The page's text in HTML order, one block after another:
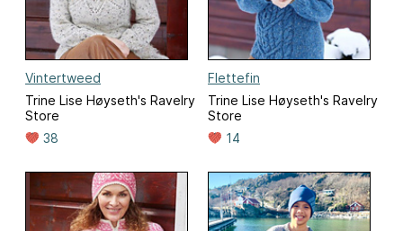
Vintertweed
Trine Lise Høyseth's Ravelry
Store
38
Flettefin
Trine Lise Høyseth's Ravelry
Store
14